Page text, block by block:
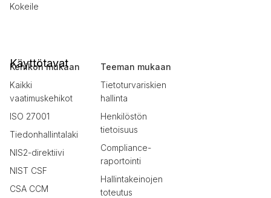
Kokeile
Käyttötavat
Kehikon mukaan
Kaikki
vaatimuskehikot
ISO 27001
Tiedonhallintalaki
NIS2-direktiivi
NIST CSF
CSA CCM
Teeman mukaan
Tietoturvariskien
hallinta
Henkilöstön
tietoisuus
Compliance-
raportointi
Hallintakeinojen
toteutus